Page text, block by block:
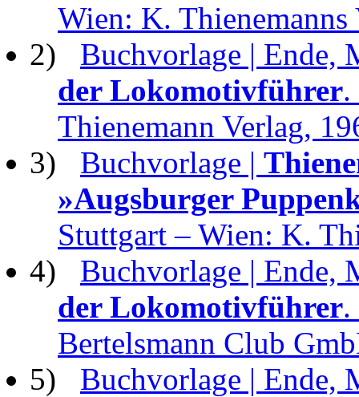
Wien: K. Thienemanns
2) Buchvorlage | Ende,
der Lokomotivführer.
Thienemann Verlag,
3) Buchvorlage |
»Augsburger
Stuttgart – Wien: K.
4) Buchvorlage | Ende,
der Lokomotivführer.
Bertelsmann Club
5) Buchvorlage | Ende,